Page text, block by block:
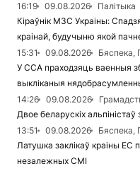
16:19 09.08.2026
Палітыка
Кіраўнік МЗС Украіны:
краінай, будучыню якой
15:31
09.08.2026
Бяспека,
У ССА праходзяць ваенныя
выкліканыя
14:26
09.08.2026
Двое беларускіх
13:51
09.08.2026
Бяспека,
Латушка заклікаў краіны ЕС
незалежных СМІ